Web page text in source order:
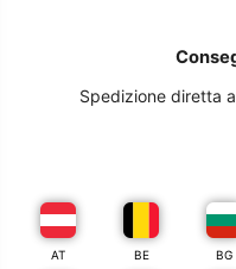
Spedizione diretta
AT BE BG